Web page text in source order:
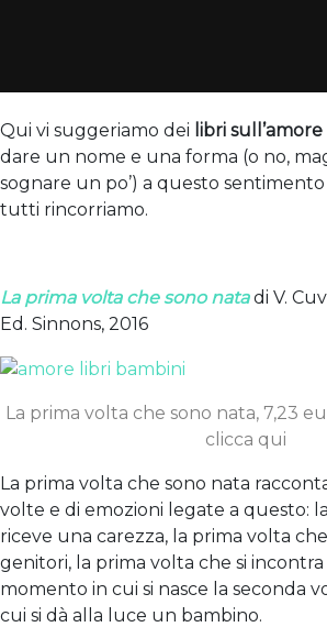
Qui vi suggeriamo dei libri
dare un nome e una forma (o no,
sognare un po’) a questo
tutti rincorriamo.
La prima volta che sono nata di V.
Ed. Sinnons, 2016
La prima volta che sono nata, 7,23
clicca qui
La prima volta che sono nata
volte e di emozioni legate a questo:
riceve una carezza, la prima volta
genitori, la prima volta che si incontra
momento in cui si nasce la seconda
cui si dà alla luce un bambino.